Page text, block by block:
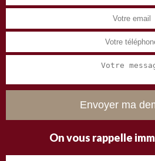
On vous rappelle